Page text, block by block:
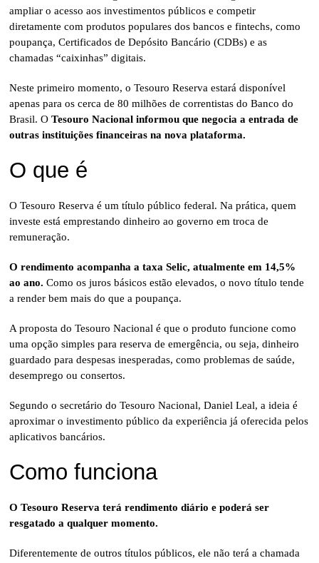
ampliar o acesso aos investimentos públicos e competir
diretamente com produtos populares dos bancos e fintechs, como
poupança, Certificados de Depósito Bancário (CDBs) e as
chamadas “caixinhas” digitais.
Neste primeiro momento, o Tesouro Reserva estará disponível
apenas para os cerca de 80 milhões de correntistas do Banco do
Brasil. OTesouro Nacional informou que negocia a entrada de
outras instituições financeiras na nova plataforma.
O que é
O Tesouro Reserva é um título público federal. Na prática, quem
investe está emprestando dinheiro ao governo em troca de
remuneração.
O rendimento acompanha a taxa Selic, atualmente em 14,5%
ao ano. Como os juros básicos estão elevados, o novo título tende
a render bem mais do que a poupança.
A proposta do Tesouro Nacional é que o produto funcione como
uma opção simples para reserva de emergência, ou seja, dinheiro
guardado para despesas inesperadas, como problemas de saúde,
desemprego ou consertos.
Segundo o secretário do Tesouro Nacional, Daniel Leal, a ideia é
aproximar o investimento público da experiência já oferecida pelos
aplicativos bancários.
Como funciona
O Tesouro Reserva terá rendimento diário e poderá ser
resgatado a qualquer momento.
Diferentemente de outros títulos públicos, ele não terá a chamada